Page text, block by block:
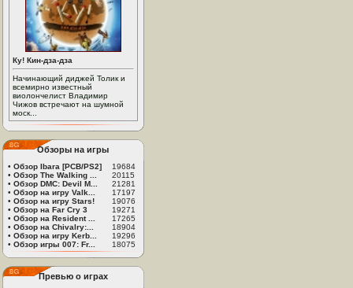
Ку! Кин-дза-дза
Начинающий диджей Толик и
всемирно известный
виолончелист Владимир
Чижов встречают на шумной
моск...
Обзоры на игры
• Обзор Ibara [PCB/PS2]
19684
• Обзор The Walking ...
20115
• Обзор DMC: Devil M...
21281
• Обзор на игру Valk...
17197
• Обзор на игру Stars!
19076
• Обзор на Far Cry 3
19271
• Обзор на Resident ...
17265
• Обзор на Chivalry:...
18904
• Обзор на игру Kerb...
19296
• Обзор игры 007: Fr... 18075
Превью о играх